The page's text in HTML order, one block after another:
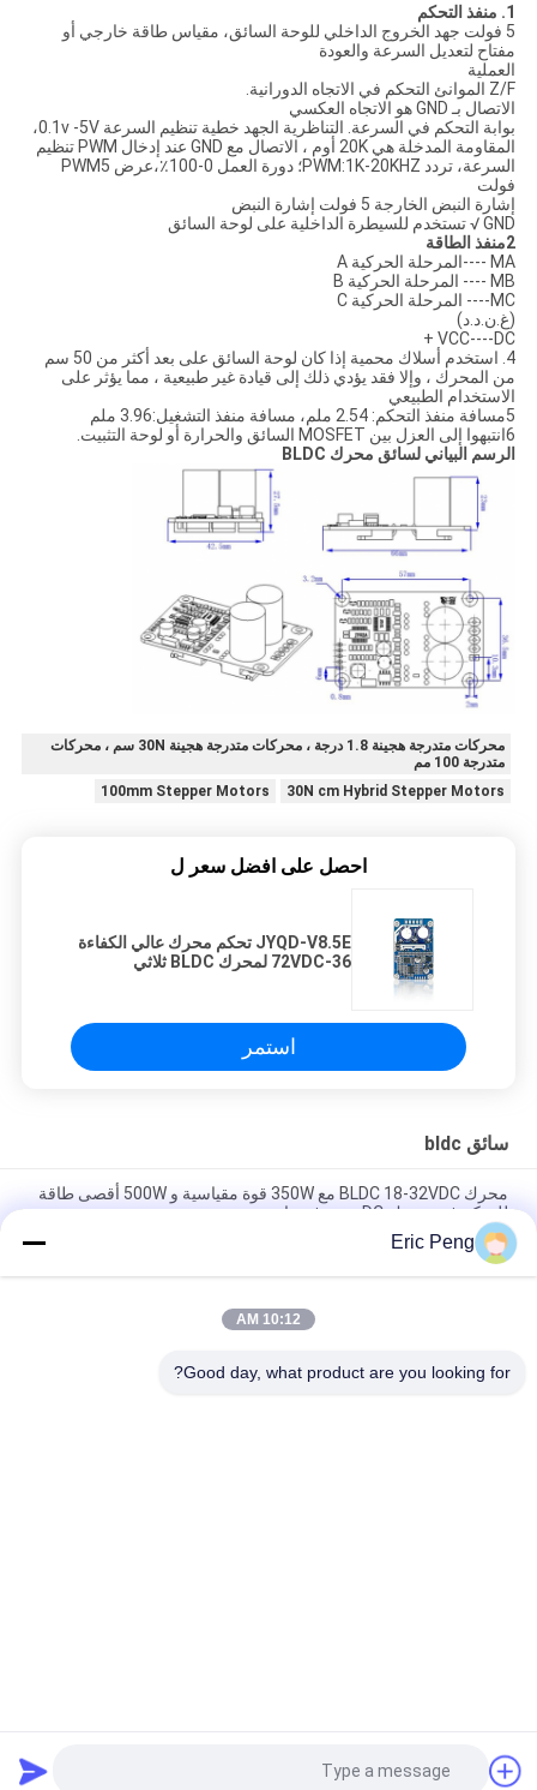
1. منفذ التحكم
5 فولت ‬جهد الخروج الداخلي للوحة السائق، مقياس طاقة خارجي أو
مفتاح لتعديل السرعة والعودة
العملية
Z/F ‬الموانئ التحكم في الاتجاه الدورانية.
الاتصال بـ GND هو الاتجاه العكسي
بوابة التحكم في السرعة. التناظرية الجهد خطية تنظيم السرعة 0.1v -5V،
المقاومة المدخلة هي 20K أوم ، الاتصال مع GND عند إدخال PWM تنظيم
السرعة، تردد PWM:1K-20KHZ؛ دورة العمل 0-100٪،عرض PWM5
فولت
إشارة النبض الخارجة 5 فولت إشارة النبض
GND √ تستخدم للسيطرة الداخلية على لوحة السائق
2منفذ الطاقة
MA ----المرحلة الحركية A
MB ---- المرحلة الحركية B
MC---- المرحلة الحركية C
(غ.ن.د.د)
VCC----DC +
4. استخدم أسلاك محمية إذا كان لوحة السائق على بعد أكثر من 50 سم
من المحرك ، وإلا فقد يؤدي ذلك إلى قيادة غير طبيعية ، مما يؤثر على
الاستخدام الطبيعي
5مسافة منفذ التحكم: 2.54 ملم، مسافة منفذ التشغيل:3.96 ملم
6انتبهوا إلى العزل بين MOSFET السائق والحرارة أو لوحة التثبيت.
الرسم البياني لسائق محرك BLDC
محركات متدرجة هجينة 1.8 درجة ، محركات متدرجة هجينة 30N سم ، محركات
متدرجة 100 مم
30N cm Hybrid Stepper Motors
100mm Stepper Motors
احصل على افضل سعر ل
JYQD-V8.5E تحكم محرك عالي الكفاءة
36-72VDC لمحرك BLDC ثلاثي
استمر
سائق bldc
محرك BLDC 18-32VDC مع 350W قوة مقياسية و 500W أقصى طاقة
للتحكم في محرك DC بدون فرشاة
وموجة مربعة للتطبيقات الصناعية
24 فولت 350W 15A BLDC محرك السائق للاستخدام الصناعي مع
Eric Peng
10:12 AM
Good day, what product are you looking for?